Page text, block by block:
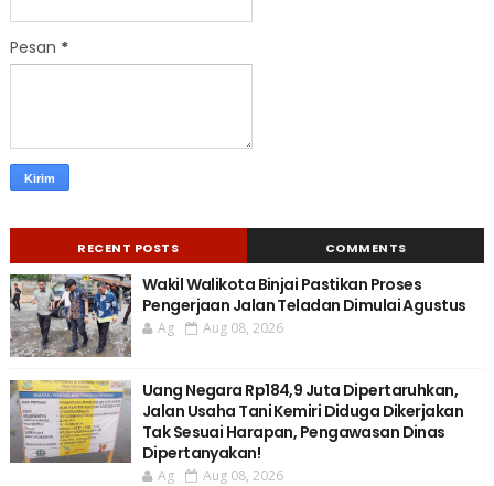
Pesan *
RECENT POSTS COMMENTS
Wakil Walikota Binjai Pastikan Proses
Pengerjaan Jalan Teladan Dimulai Agustus
Ag Aug 08, 2026
Uang Negara Rp184,9 Juta Dipertaruhkan,
Jalan Usaha Tani Kemiri Diduga Dikerjakan
Tak Sesuai Harapan, Pengawasan Dinas
Dipertanyakan!
Ag Aug 08, 2026